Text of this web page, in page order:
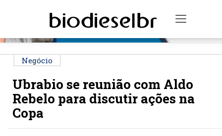
Toggle
Negócio
Ubrabio se reunião com Aldo
Rebelo para discutir ações na
Copa